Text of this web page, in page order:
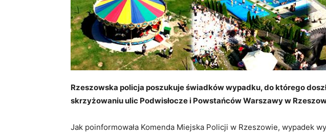
Rzeszowska policja poszukuje świadków wypadku, do którego
skrzyżowaniu ulic Podwisłocze i Powstańców Warszawy w
Jak poinformowała Komenda Miejska Policji w Rzeszowie, wypadek